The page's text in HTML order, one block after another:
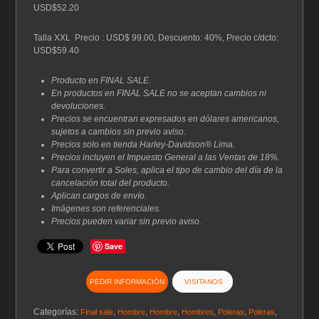
USD$52.20
Talla XXL Precio : USD$ 99.00, Descuento: 40%, Precio c/dcto:
USD$59.40
Producto en FINAL SALE.
En productos en FINAL SALE no se aceptan cambios ni
devoluciones.
Precios se encuentran expresados en dólares americanos,
sujetos a cambios sin previo aviso.
Precios solo en tienda Harley-Davidson® Lima.
Precios incluyen el Impuesto General a las Ventas de 18%.
Para convertir a Soles, aplica el tipo de cambio del día de la
cancelación total del producto.
Aplican cargos de envío.
Imágenes son referenciales.
Precios pueden variar sin previo aviso.
Save
PEDIR INFORMACIÓN VISITANOS
Categorías: Final sale, Hombre, Hombre, Hombres, Poleras, Poleras,